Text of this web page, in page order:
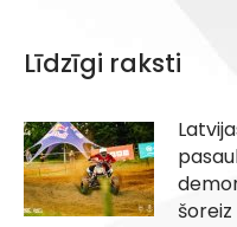
Līdzīgi raksti